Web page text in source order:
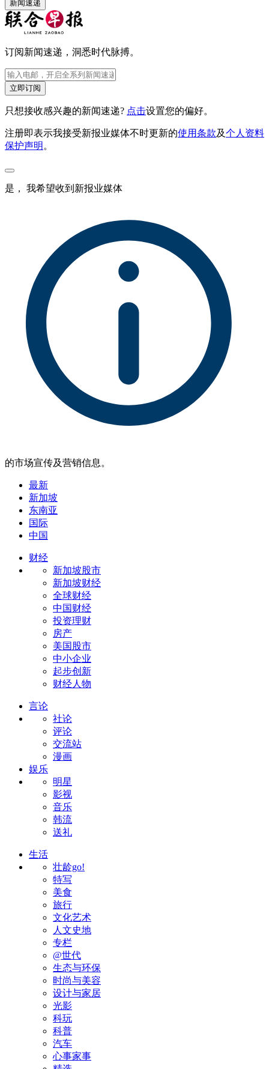
新闻速递
订阅新闻速递，洞悉时代脉搏。
立即订阅
只想接收感兴趣的新闻速递? 点击设置您的偏好。
注册即表示我接受新报业媒体不时更新的使用条款及个人资料
保护声明 。
是， 我希望收到新报业媒体
的市场宣传及营销信息。
最新
新加坡
东南亚
国际
中国
财经
新加坡股市
新加坡财经
全球财经
中国财经
投资理财
房产
美国股市
中小企业
起步创新
财经人物
言论
社论
评论
交流站
漫画
娱乐
明星
影视
音乐
韩流
送礼
生活
壮龄go!
特写
美食
旅行
文化艺术
人文史地
专栏
@世代
生态与环保
时尚与美容
设计与家居
光影
科玩
科普
汽车
心事家事